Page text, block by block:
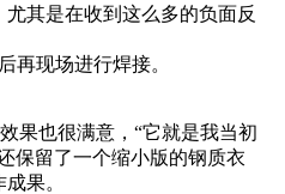
其是在收到这么多的负面反
再现场进行焊接。
果也很满意，“它就是我当初
保留了一个缩小版的钢质衣
果。